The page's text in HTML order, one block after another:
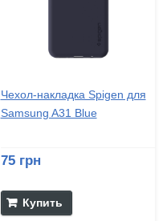
Чехол-накладка Spigen для
Samsung A31 Blue
75 грн
Купить